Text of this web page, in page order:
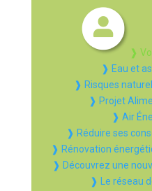
❱
❱ Eau et
❱ Risques
❱ Projet
❱ Air
❱ Réduire ses
❱ Rénovation
❱ Découvrez une
❱ Le réseau